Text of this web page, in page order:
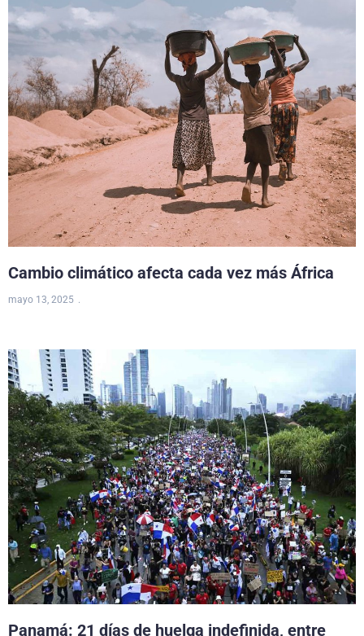
Cambio climático afecta cada vez más África
mayo 13, 2025
Panamá: 21 días de huelga indefinida, entre